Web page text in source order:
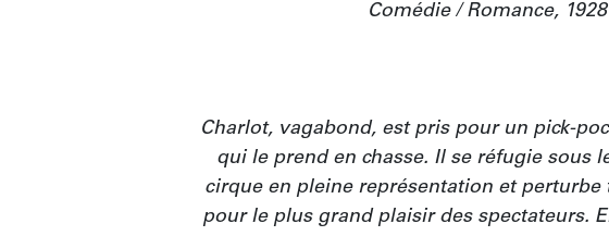
Comédie / Romance, 1928
Charlot, vagabond, est pris pour un pick-
qui le prend en chasse. Il se réfugie sous
cirque en pleine représentation et perturbe
pour le plus grand plaisir des spectateurs.